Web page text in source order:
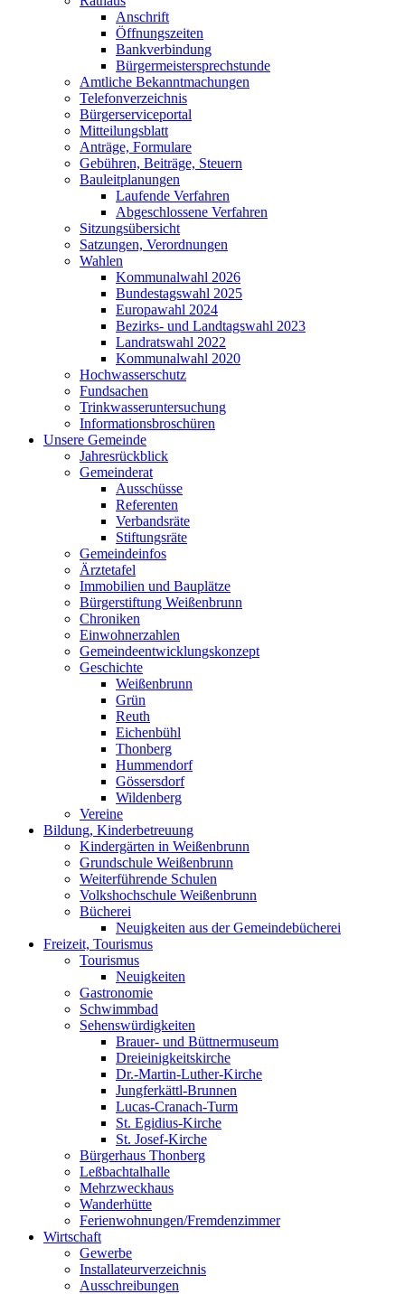
Anschrift
Öffnungszeiten
Bankverbindung
Bürgermeistersprechstunde
Amtliche Bekanntmachungen
Telefonverzeichnis
Bürgerserviceportal
Mitteilungsblatt
Anträge, Formulare
Gebühren, Beiträge, Steuern
Bauleitplanungen
Laufende Verfahren
Abgeschlossene Verfahren
Sitzungsübersicht
Satzungen, Verordnungen
Wahlen
Kommunalwahl 2026
Bundestagswahl 2025
Europawahl 2024
Bezirks- und Landtagswahl 2023
Landratswahl 2022
Kommunalwahl 2020
Hochwasserschutz
Fundsachen
Trinkwasseruntersuchung
Informationsbroschüren
Unsere Gemeinde
Jahresrückblick
Gemeinderat
Ausschüsse
Referenten
Verbandsräte
Stiftungsräte
Gemeindeinfos
Ärztetafel
Immobilien und Bauplätze
Bürgerstiftung Weißenbrunn
Chroniken
Einwohnerzahlen
Gemeindeentwicklungskonzept
Geschichte
Weißenbrunn
Grün
Reuth
Eichenbühl
Thonberg
Hummendorf
Gössersdorf
Wildenberg
Vereine
Bildung, Kinderbetreuung
Kindergärten in Weißenbrunn
Grundschule Weißenbrunn
Weiterführende Schulen
Volkshochschule Weißenbrunn
Bücherei
Neuigkeiten aus der Gemeindebücherei
Freizeit, Tourismus
Tourismus
Neuigkeiten
Gastronomie
Schwimmbad
Sehenswürdigkeiten
Brauer- und Büttnermuseum
Dreieinigkeitskirche
Dr.-Martin-Luther-Kirche
Jungferkättl-Brunnen
Lucas-Cranach-Turm
St. Egidius-Kirche
St. Josef-Kirche
Bürgerhaus Thonberg
Leßbachtalhalle
Mehrzweckhaus
Wanderhütte
Ferienwohnungen/Fremdenzimmer
Wirtschaft
Gewerbe
Installateurverzeichnis
Ausschreibungen